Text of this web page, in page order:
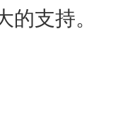
的支持。